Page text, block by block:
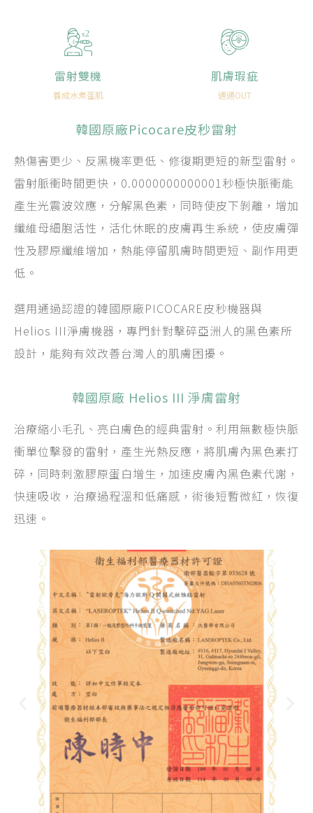
x2
雷射雙機
養成水煮蛋肌
肌膚瑕疵
通通OUT
韓國原廠Picocare皮秒雷射
熱傷害更少、反黑機率更低、修復期更短的新型雷射。
雷射脈衝時間更快，0.0000000000001秒極快脈衝能
產生光震波效應，分解黑色素，同時使皮下剝離，增加
纖維母細胞活性，活化休眠的皮膚再生系統，使皮膚彈
性及膠原纖維增加，熱能停留肌膚時間更短、副作用更
低。
選用通過認證的韓國原廠PICOCARE皮秒機器與
Helios III淨膚機器，專門針對擊碎亞洲人的黑色素所
設計，能夠有效改善台灣人的肌膚困擾。
韓國原廠 Helios III 淨膚雷射
治療縮小毛孔、亮白膚色的經典雷射。利用無數極快脈
衝單位擊發的雷射，產生光熱反應，將肌膚內黑色素打
碎，同時刺激膠原蛋白增生，加速皮膚內黑色素代謝，
快速吸收，治療過程溫和低痛感，術後短暫微紅，恢復
迅速。